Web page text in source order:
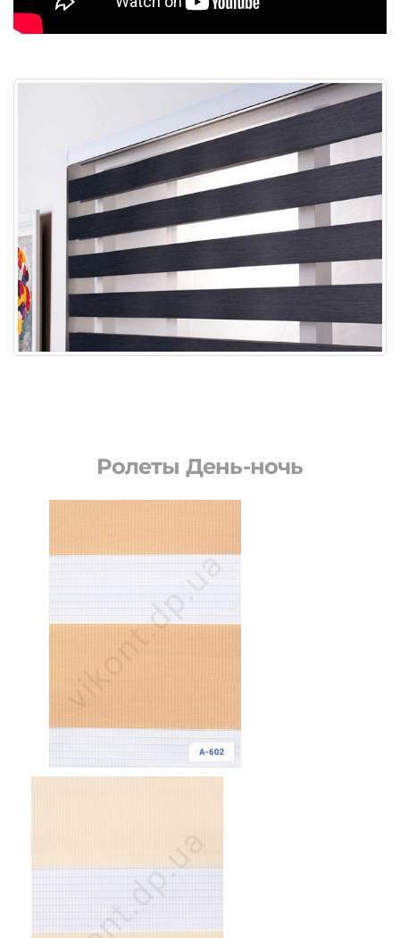
Ролеты День-ночь